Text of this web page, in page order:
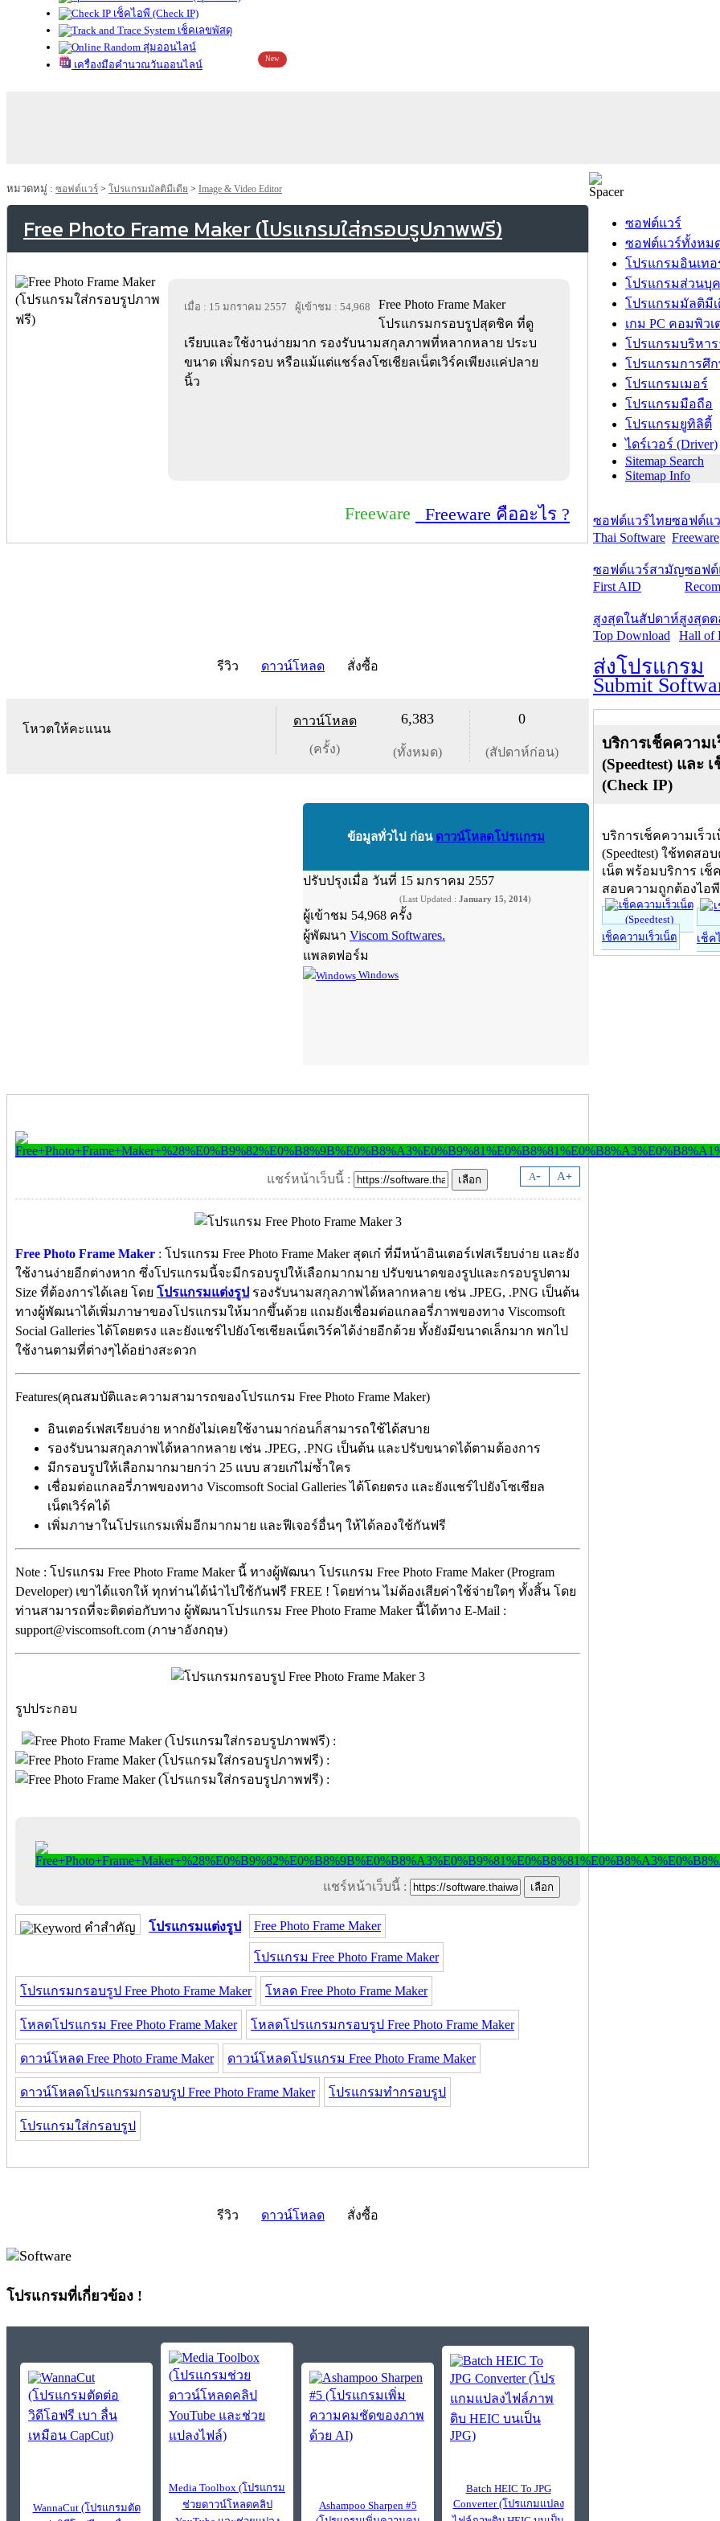
เช็คไอพี (Check IP)
เช็คเลขพัสดุ
สุ่มออนไลน์
เครื่องมือคำนวณวันออนไลน์
New
หมวดหมู่ : ซอฟต์แวร์ > โปรแกรมมัลติมีเดีย > Image & Video Editor
Free Photo Frame Maker (โปรแกรมใส่กรอบรูปภาพฟรี)
เมื่อ : 15 มกราคม 2557 ผู้เข้าชม : 54,968
Free Photo Frame Maker
โปรแกรมกรอบรูปสุดชิค ที่ดู
เรียบและใช้งานง่ายมาก รองรับนามสกุลภาพที่หลากหลาย ประบ
ขนาด เพิ่มกรอบ หรือแม้แต่แชร์ลงโซเชียลเน็ตเวิร์คเพียงแค่ปลาย
นิ้ว
Freeware Freeware คืออะไร ?
รีวิว ดาวน์โหลด สั่งซื้อ
โหวตให้คะแนน
ดาวน์โหลด
(ครั้ง)
6,383
(ทั้งหมด)
0
(สัปดาห์ก่อน)
ข้อมูลทั่วไป ก่อน ดาวน์โหลดโปรแกรม
ปรับปรุงเมื่อ วันที่ 15 มกราคม 2557
(Last Updated : January 15, 2014)
ผู้เข้าชม 54,968 ครั้ง
ผู้พัฒนา Viscom Softwares.
แพลตฟอร์ม
Windows
A- A+
แชร์หน้าเว็บนี้ :
Free Photo Frame Maker : โปรแกรม Free Photo Frame Maker สุดเก๋ ที่มีหน้าอินเตอร์เฟสเรียบง่าย และยัง
ใช้งานง่ายอีกต่างหาก ซึ่งโปรแกรมนี้จะมีกรอบรูปให้เลือกมากมาย ปรับขนาดของรูปและกรอบรูปตาม
Size ที่ต้องการได้เลย โดย โปรแกรมแต่งรูป รองรับนามสกุลภาพได้หลากหลาย เช่น .JPEG, .PNG เป็นต้น
ทางผู้พัฒนาได้เพิ่มภาษาของโปรแกรมให้มากขึ้นด้วย แถมยังเชื่อมต่อแกลอรี่ภาพของทาง Viscomsoft
Social Galleries ได้โดยตรง และยังแชร์ไปยังโซเชียลเน็ตเวิร์คได้ง่ายอีกด้วย ทั้งยังมีขนาดเล็กมาก พกไป
ใช้งานตามที่ต่างๆได้อย่างสะดวก
Features(คุณสมบัติและความสามารถของโปรแกรม Free Photo Frame Maker)
อินเตอร์เฟสเรียบง่าย หากยังไม่เคยใช้งานมาก่อนก็สามารถใช้ได้สบาย
รองรับนามสกุลภาพได้หลากหลาย เช่น .JPEG, .PNG เป็นต้น และปรับขนาดได้ตามต้องการ
มีกรอบรูปให้เลือกมากมายกว่า 25 แบบ สวยเก๋ไม่ซ้ำใคร
เชื่อมต่อแกลอรี่ภาพของทาง Viscomsoft Social Galleries ได้โดยตรง และยังแชร์ไปยังโซเชียล
เน็ตเวิร์คได้
เพิ่มภาษาในโปรแกรมเพิ่มอีกมากมาย และฟีเจอร์อื่นๆ ให้ได้ลองใช้กันฟรี
Note : โปรแกรม Free Photo Frame Maker นี้ ทางผู้พัฒนา โปรแกรม Free Photo Frame Maker (Program
Developer) เขาได้แจกให้ ทุกท่านได้นำไปใช้กันฟรี FREE ! โดยท่าน ไม่ต้องเสียค่าใช้จ่ายใดๆ ทั้งสิ้น โดย
ท่านสามารถที่จะติดต่อกับทาง ผู้พัฒนาโปรแกรม Free Photo Frame Maker นี้ได้ทาง E-Mail :
support@viscomsoft.com (ภาษาอังกฤษ)
รูปประกอบ
แชร์หน้าเว็บนี้ :
คำสำคัญ โปรแกรมแต่งรูป Free Photo Frame Maker
โปรแกรม Free Photo Frame Maker
โปรแกรมกรอบรูป Free Photo Frame Maker โหลด Free Photo Frame Maker
โหลดโปรแกรม Free Photo Frame Maker โหลดโปรแกรมกรอบรูป Free Photo Frame Maker
ดาวน์โหลด Free Photo Frame Maker ดาวน์โหลดโปรแกรม Free Photo Frame Maker
ดาวน์โหลดโปรแกรมกรอบรูป Free Photo Frame Maker โปรแกรมทำกรอบรูป
โปรแกรมใส่กรอบรูป
รีวิว ดาวน์โหลด สั่งซื้อ
โปรแกรมที่เกี่ยวข้อง !
WannaCut (โปรแกรมตัด
Media Toolbox (โปรแกรม
ช่วยดาวน์โหลดคลิป
Ashampoo Sharpen #5
Batch HEIC To JPG
Converter (โปรแกมแปลง
ซอฟต์แวร์
ซอฟต์แวร์ทั้งหม
โปรแกรมอินเทอ
โปรแกรมส่วนบุ
โปรแกรมมัลติมีเ
เกม PC คอมพิวเ
โปรแกรมบริหา
โปรแกรมการศึ
โปรแกรมเมอร์
โปรแกรมมือถือ
โปรแกรมยูทิลิตี้
ไดร์เวอร์ (Driver)
Sitemap Search
Sitemap Info
ซอฟต์แวร์ไทย
Thai Software
ซอฟต์แ
Freeware
ซอฟต์แวร์สามัญ
First AID
ซอฟต์
สูงสุดในสัปดาห์
Top Download
สูงสุด
Hall of
ส่งโปรแกรม
Submit
บริการเช็คความเ
(Speedtest) และ
(Check IP)
บริการเช็คความเร็ว
(Speedtest) ใช้ทดสอ
เน็ต พร้อมบริการ เช็
สอบความถูกต้องไอ
เช็คความเร็วเน็ต เช็ค